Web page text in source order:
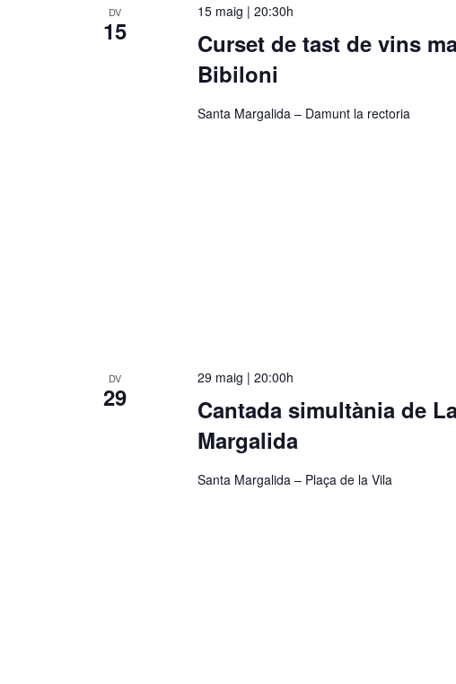
DV
15
Curset de tast de vins
Bibiloni
15 maig | 20:30h
Santa Margalida – Damunt la rectoria
DV
29
Cantada simultània de
Margalida
29 maig | 20:00h
Santa Margalida – Plaça de la Vila